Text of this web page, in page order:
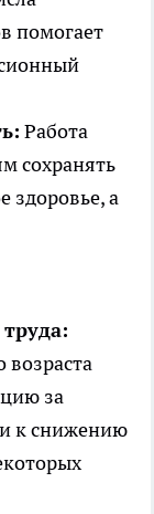
помогает
Работа
сохранять
здоровье, а
за
к снижению